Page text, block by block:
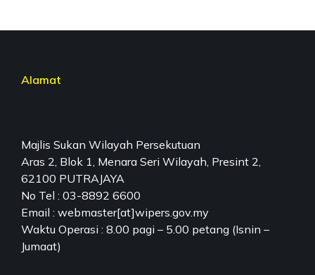
Alamat
Majlis Sukan Wilayah Persekutuan
Aras 2, Blok 1, Menara Seri Wilayah, Presint 2,
62100 PUTRAJAYA
No Tel : 03-8892 6600
Email : webmaster[at]wipers.gov.my
Waktu Operasi : 8.00 pagi – 5.00 petang (Isnin –
Jumaat)